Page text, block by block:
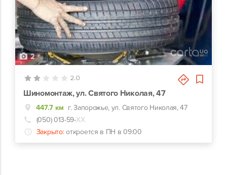
2
2.0
Шиномонтаж, ул. Святого Николая, 47
447.7 км г. Запорожье, ул. Святого Николая, 47
(050) 013-59-ХХ
Закрыто: откроется в ПН в 09:00